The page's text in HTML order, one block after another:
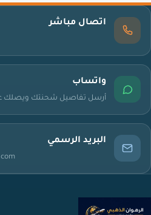
اتصال مباشر
واتساب
أرسل تفاصيل شحنتك
البريد الرسمي